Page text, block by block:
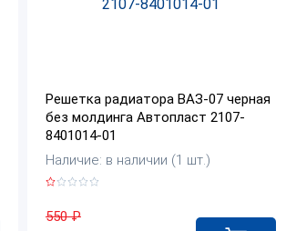
Решетка радиатора ВАЗ-07 черная
без молдинга Автопласт 2107-
8401014-01
Наличие: в наличии (1 шт.)
550₽